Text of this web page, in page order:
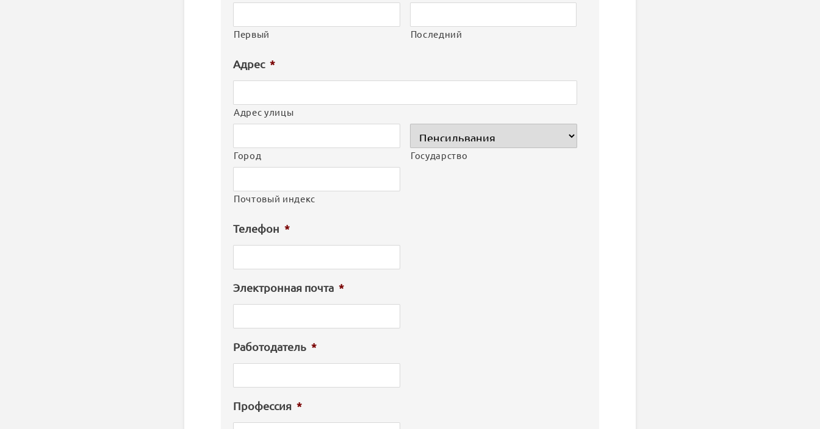
Первый Последний
Адрес *
Адрес улицы
Город Государство
Почтовый индекс
Телефон *
Электронная почта *
Работодатель *
Профессия *